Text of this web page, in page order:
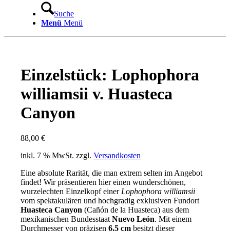
Suche
Menü Menü
Einzelstück: Lophophora
williamsii v. Huasteca
Canyon
88,00€
inkl. 7 % MwSt. zzgl.Versandkosten
Eine absolute Rarität, die man extrem selten im Angebot
findet! Wir präsentieren hier einen wunderschönen,
wurzelechten Einzelkopf einer Lophophora williamsii
vom spektakulären und hochgradig exklusiven Fundort
Huasteca Canyon (Cañón de la Huasteca) aus dem
mexikanischen BundesstaatNuevo León. Mit einem
Durchmesser von präzisen6,5 cm besitzt dieser